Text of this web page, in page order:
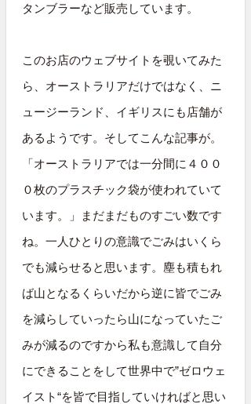
タンブラーなど販売しています。
このお店のウェブサイトを覗いてみた
ら、オーストラリアだけではなく、ニ
ュージーランド、イギリスにも店舗が
あるようです。そしてこんな記事が。
「オーストラリアでは一分間に４００
０枚のプラスチック袋が使われていて
います。」まだまだものすごい数です
ね。一人ひとりの意識でごみはいくら
でも減らせると思います。塵も積もれ
ば山となるくらいだから逆に皆でごみ
を減らしていったら山になっていたご
みが減るのですから私も意識して自分
にできることをして世界中で”ゼロウェ
イスト“を皆で目指していければと思い